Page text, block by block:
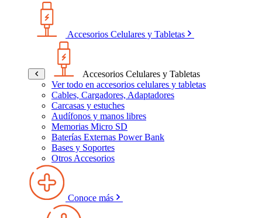
Accesorios Celulares y Tabletas
Accesorios Celulares y Tabletas
Ver todo en accesorios celulares y tabletas
Cables, Cargadores, Adaptadores
Carcasas y estuches
Audífonos y manos libres
Memorias Micro SD
Baterías Externas Power Bank
Bases y Soportes
Otros Accesorios
Conoce más